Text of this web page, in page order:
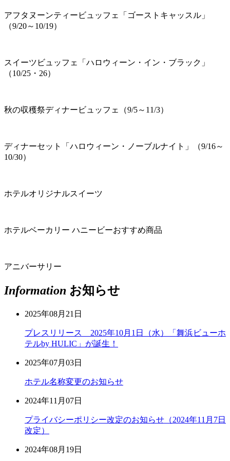
アフタヌーンティービュッフェ「ゴーストキャッスル」
（9/20～10/19）
スイーツビュッフェ「ハロウィーン・イン・ブラック」
（10/25・26）
秋の収穫祭ディナービュッフェ（9/5～11/3）
ディナーセット「ハロウィーン・ノーブルナイト」（9/16～
10/30）
ホテルオリジナルスイーツ
ホテルベーカリー ハニービーおすすめ商品
アニバーサリー
Information お知らせ
2025年08月21日
プレスリリース 2025年10月1日（水）「舞浜ビューホ
テルby HULIC」が誕生！
2025年07月03日
ホテル名称変更のお知らせ
2024年11月07日
プライバシーポリシー改定のお知らせ（2024年11月7日
改定）
2024年08月19日